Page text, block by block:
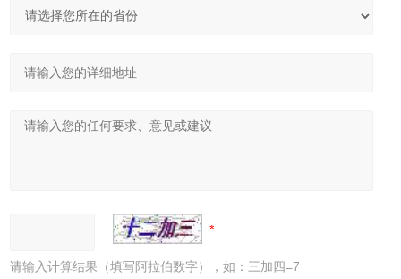
请输入计算结果（填写阿拉伯数字），如：三加四=7